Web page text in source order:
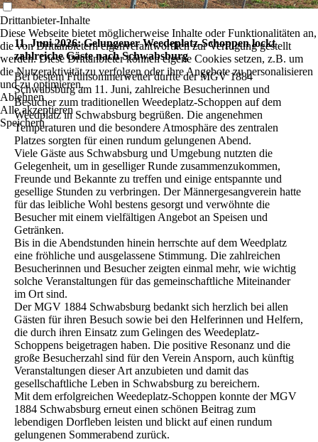
11. Juni 2026: Gelungener Weedeplatz-Schoppen lockt
zahlreiche Gäste nach Schwabsburg
Bei bestem Frühsommerwetter durfte der MGV 1884
Schwabsburg am 11. Juni, zahlreiche Besucherinnen und
Besucher zum traditionellen Weedeplatz-Schoppen auf dem
Weedplatz in Schwabsburg begrüßen. Die angenehmen
Temperaturen und die besondere Atmosphäre des zentralen
Platzes sorgten für einen rundum gelungenen Abend.
Viele Gäste aus Schwabsburg und Umgebung nutzten die
Gelegenheit, um in geselliger Runde zusammenzukommen,
Freunde und Bekannte zu treffen und einige entspannte und
gesellige Stunden zu verbringen. Der Männergesangverein hatte
für das leibliche Wohl bestens gesorgt und verwöhnte die
Besucher mit einem vielfältigen Angebot an Speisen und
Getränken.
Bis in die Abendstunden hinein herrschte auf dem Weedplatz
eine fröhliche und ausgelassene Stimmung. Die zahlreichen
Besucherinnen und Besucher zeigten einmal mehr, wie wichtig
solche Veranstaltungen für das gemeinschaftliche Miteinander
im Ort sind.
Der MGV 1884 Schwabsburg bedankt sich herzlich bei allen
Gästen für ihren Besuch sowie bei den Helferinnen und Helfern,
die durch ihren Einsatz zum Gelingen des Weedeplatz-
Schoppens beigetragen haben. Die positive Resonanz und die
große Besucherzahl sind für den Verein Ansporn, auch künftig
Veranstaltungen dieser Art anzubieten und damit das
gesellschaftliche Leben in Schwabsburg zu bereichern.
Mit dem erfolgreichen Weedeplatz-Schoppen konnte der MGV
1884 Schwabsburg erneut einen schönen Beitrag zum
lebendigen Dorfleben leisten und blickt auf einen rundum
gelungenen Sommerabend zurück.
Drittanbieter-Inhalte
Diese Webseite bietet möglicherweise Inhalte oder Funktionalitäten an,
die von Drittanbietern eigenverantwortlich zur Verfügung gestellt
werden. Diese Drittanbieter können eigene Cookies setzen, z.B. um
die Nutzeraktivität zu verfolgen oder ihre Angebote zu personalisieren
und zu optimieren.
Ablehnen
Alle akzeptieren
Speichern